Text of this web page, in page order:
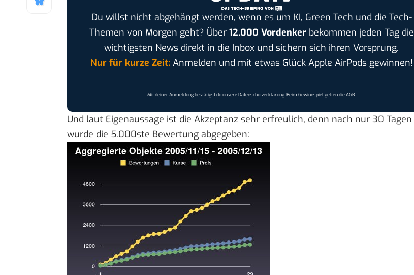
Du willst nicht abgehängt werden, wenn es um KI, Green Tech und die Tech-
Themen von Morgen geht? Über 12.000 Vordenkerbekommen jeden Tag die
wichtigsten News direkt in die Inbox und sichern sich ihren Vorsprung.
Nur für kurze Zeit:Anmelden und mit etwas Glück Apple AirPods gewinnen!
Mit deiner Anmeldung bestätigst du unsereDatenschutzerklärung. Beim Gewinnspiel gelten dieAGB.
Und laut Eigenaussage ist die Akzeptanz sehr erfreulich, denn nach nur 30 Tagen
wurde die 5.000ste Bewertung abgegeben: